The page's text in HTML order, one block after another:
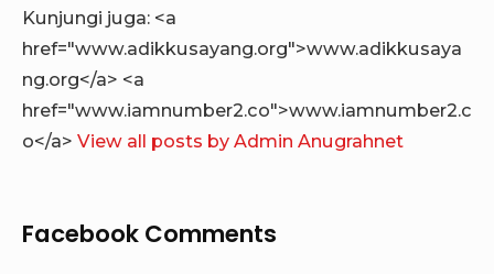
Kunjungi juga: <a
href="www.adikkusayang.org">www.adikkusaya
ng.org</a> <a
href="www.iamnumber2.co">www.iamnumber2.c
o</a> View all posts by Admin Anugrahnet
Facebook Comments